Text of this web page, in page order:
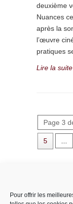
Pour offrir les
deuxième
Nuances
après la
l’œuvre
pratiques
Lire la suite
Page 3
5